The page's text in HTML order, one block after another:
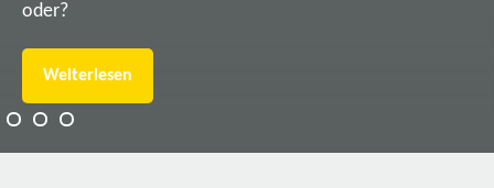
oder?
Weiterlesen